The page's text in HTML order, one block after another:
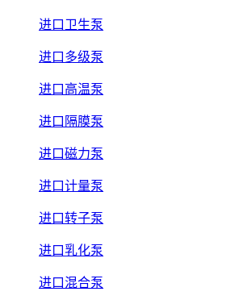
进口卫生泵
进口多级泵
进口高温泵
进口隔膜泵
进口磁力泵
进口计量泵
进口转子泵
进口乳化泵
进口混合泵